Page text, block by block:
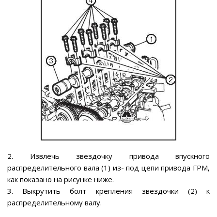
2. Извлечь звездочку привода впускного
распределительного вала (1) из- под цепи привода ГРМ,
как показано на рисунке ниже.
3. Выкрутить болт крепления звездочки (2) к
распределительному валу.